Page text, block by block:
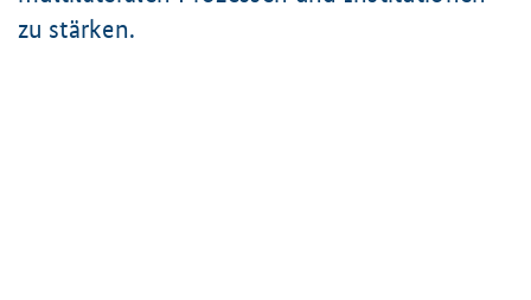
zu stärken.